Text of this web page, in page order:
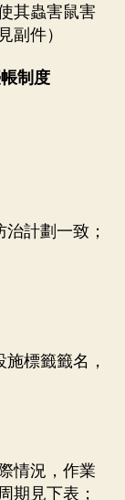
其蟲害鼠害
副件）
制度
計劃一致；
標籤籤名，
情況，作業
期見下表；